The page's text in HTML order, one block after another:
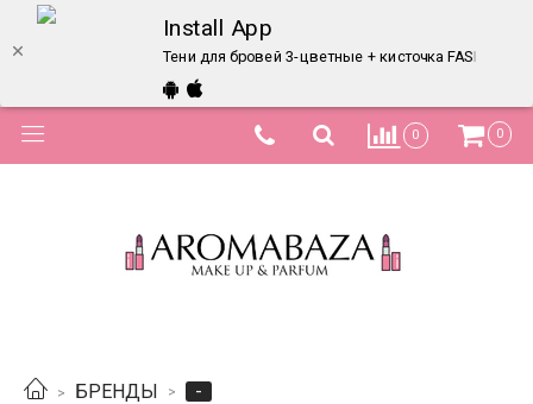
Install App
Тени для бровей 3-цветные + кисточка FASHION
0 0
БРЕНДЫ
-